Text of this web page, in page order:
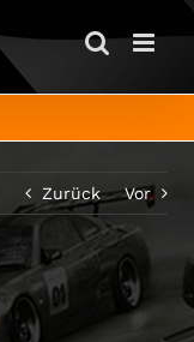
Zurück Vor